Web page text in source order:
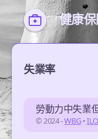
健康保
失業率
勞動力中失業
© 2024 -WBG•ILO